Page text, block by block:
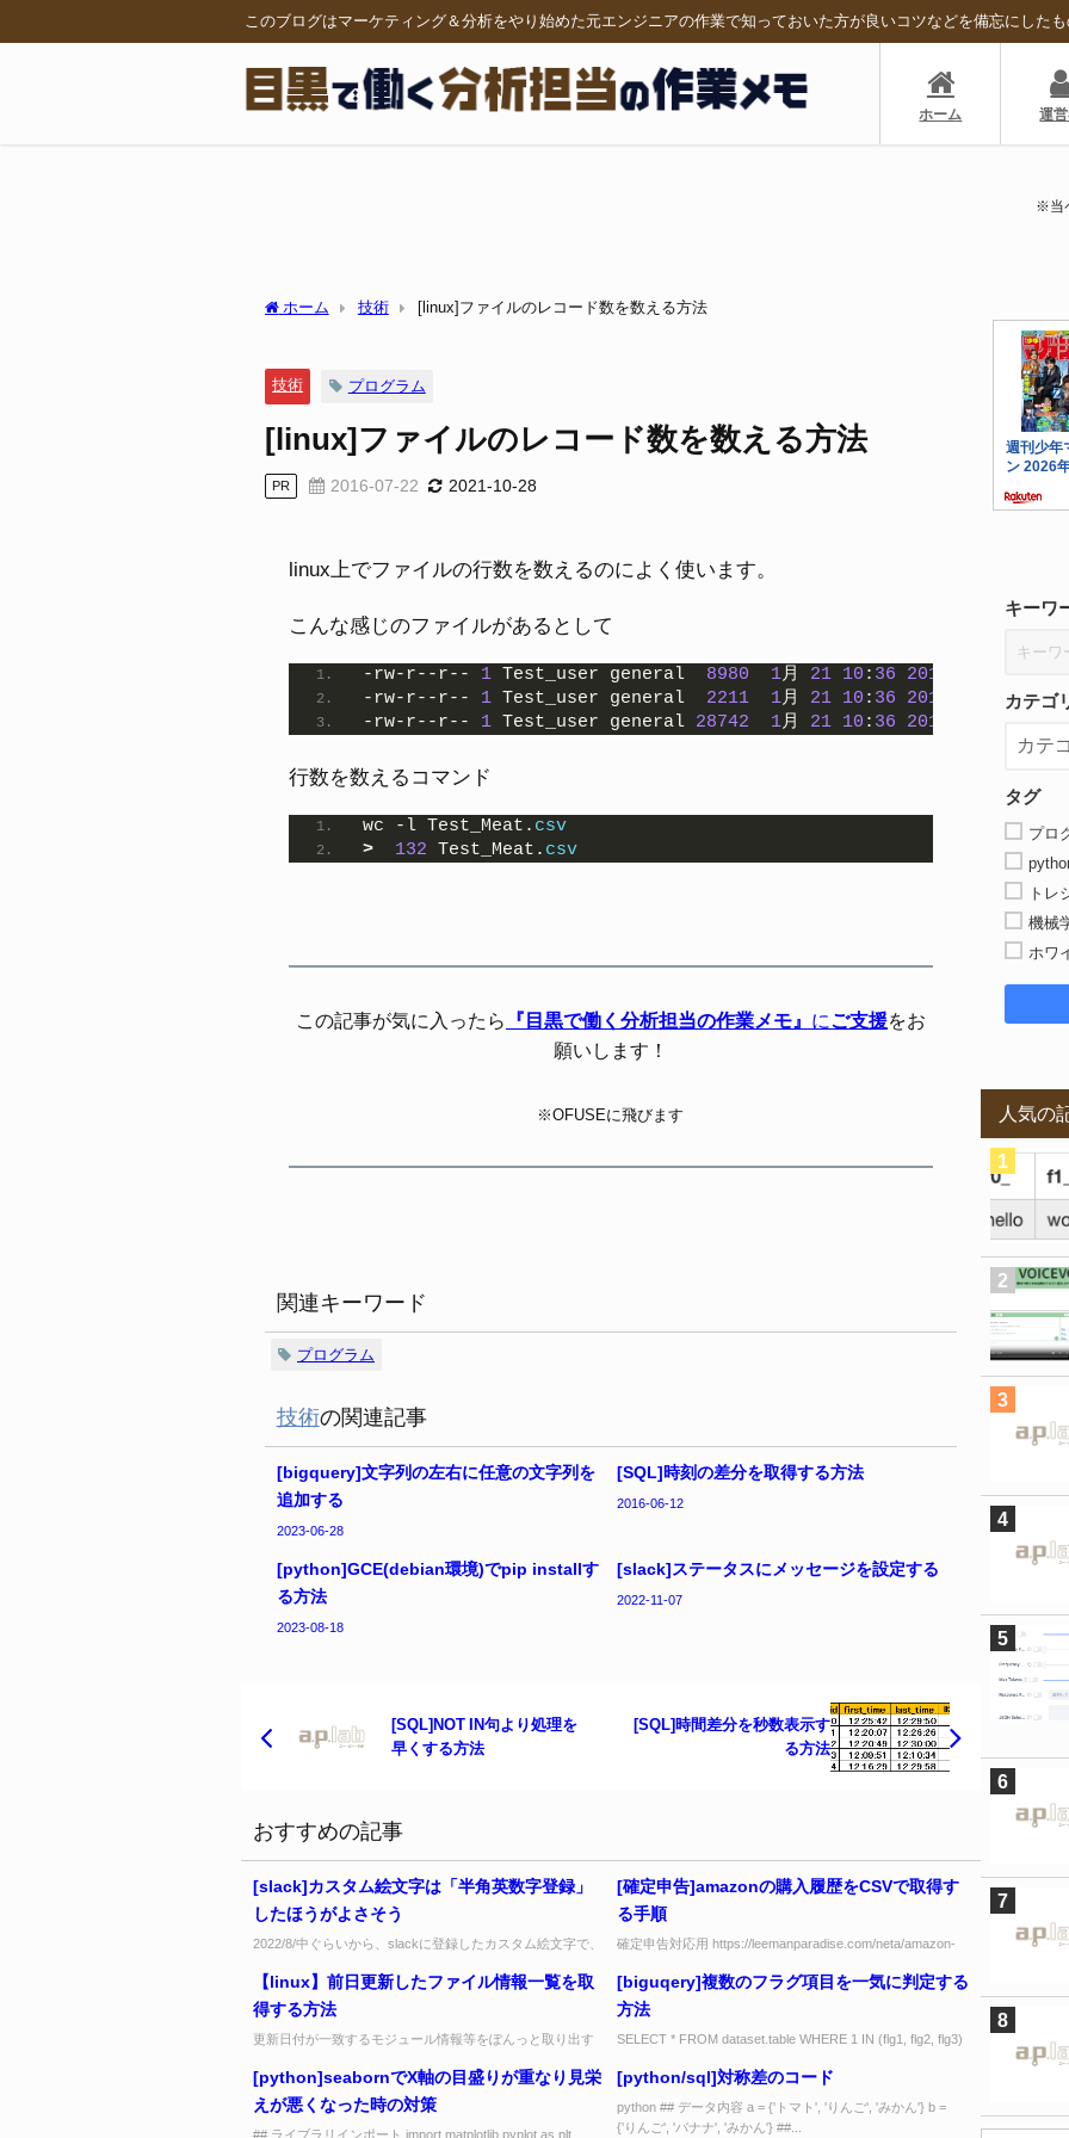
このブログはマーケティング＆分析をやり始めた元エンジニアの作業で知っておいた方が良いコツなどを備忘にした
ホーム 運
※当
ホーム 技術 [linux]ファイルのレコード数を数える方法
技術 プログラム
[linux]ファイルのレコード数を数える方法
PR 2016-07-22 2021-10-28
linux上でファイルの行数を数えるのによく使います。
こんな感じのファイルがあるとして
-rw-r--r-- 1 Test_user general 8980 1月 21 10 : 36 2016
-rw-r--r-- 1 Test_user general 2211 1月 21 10 : 36 2016 Test_Meat.
-rw-r--r-- 1 Test_user general 28742 1月 21 10 : 36 2016
行数を数えるコマンド
wc -l Test_Meat. csv
>
132 Test_Meat. csv
この記事が気に入ったら 『目黒で働く分析担当の作業メモ』 に ご支援をお
願いします！
※OFUSEに飛びます
関連キーワード
プログラム
技術の関連記事
[bigquery]文字列の左右に任意の文字列を
追加する
2023-06-28
[SQL]時刻の差分を取得する方法
2016-06-12
[python]GCE(debian環境)でpip installす
る方法
2023-08-18
[slack]ステータスにメッセージを設定する
2022-11-07
[SQL]NOT IN句より処理を
早くする方法
[SQL]時間差分を秒数表示す
る方法
おすすめの記事
[slack]カスタム絵文字は「半角英数字登録」
したほうがよさそう
2022/8/中ぐらいから、slackに登録したカスタム絵文字で、
なくなったようです。（...
[確定申告]amazonの購入履歴をCSVで取得す
る手順
確定申告対応用 https://leemanparadise.com/neta/amazon-
【linux】前日更新したファイル情報一覧を取
得する方法
更新日付が一致するモジュール情報等をぽんっと取り出す
[biguqery]複数のフラグ項目を一気に判定する
方法
SELECT * FROM dataset.table WHERE 1 IN (flg1, flg2, flg3)
[python]seabornでX軸の目盛りが重なり見栄
えが悪くなった時の対策
## ライブラリインポート import matplotlib.pyplot as plt
[python/sql]対称差のコード
python ## データ内容 a = {'トマト', 'りんご', 'みかん'} b =
{'りんご', 'バナナ', 'みかん'} ##...
キーワ
カテゴ
タグ
プロ
トレ
機械
ホワ
人気の